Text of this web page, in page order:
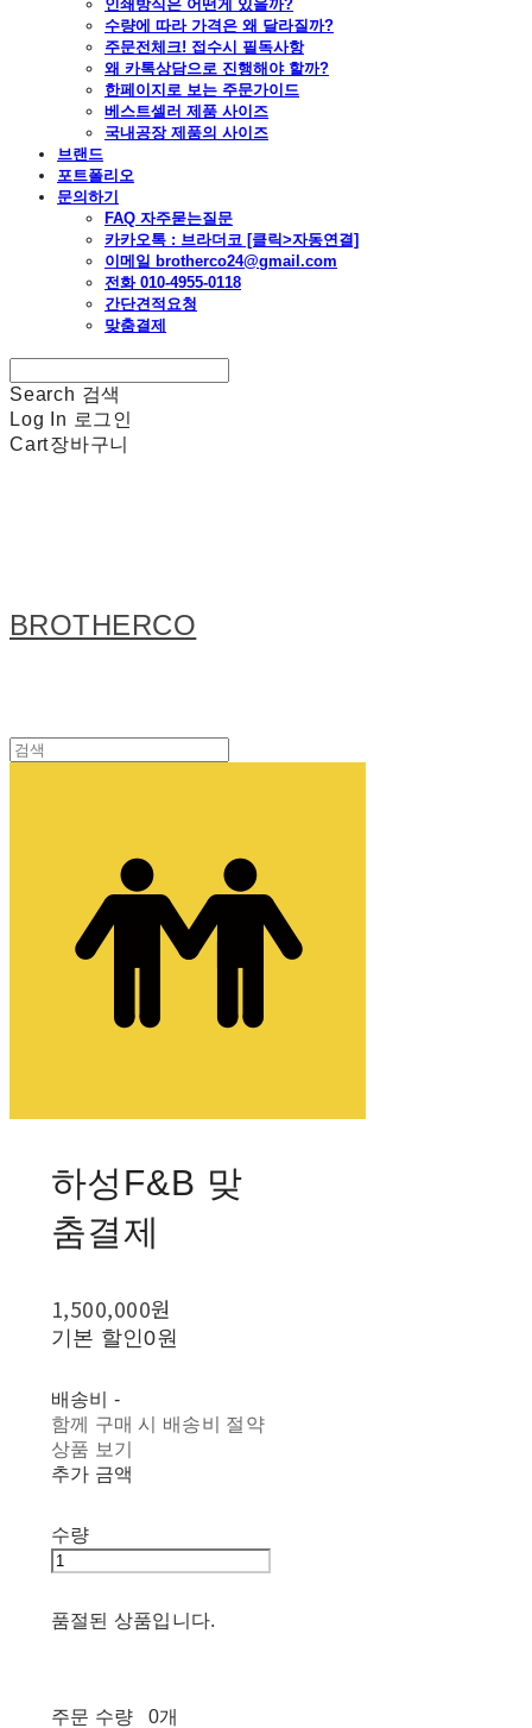
인쇄방식은 어떤게 있을까?
수량에 따라 가격은 왜 달라질까?
주문전체크! 접수시 필독사항
왜 카톡상담으로 진행해야 할까?
한페이지로 보는 주문가이드
베스트셀러 제품 사이즈
국내공장 제품의 사이즈
브랜드
포트폴리오
문의하기
FAQ 자주묻는질문
카카오톡 : 브라더코 [클릭>자동연결]
이메일 brotherco24@gmail.com
전화 010-4955-0118
간단견적요청
맞춤결제
Search 검색
Log In 로그인
Cart장바구니
BROTHERCO
하성F&B 맞
춤결제
1,500,000원
기본 할인0원
배송비 -
함께 구매 시 배송비 절약
상품 보기
추가 금액
수량
품절된 상품입니다.
주문 수량
0개